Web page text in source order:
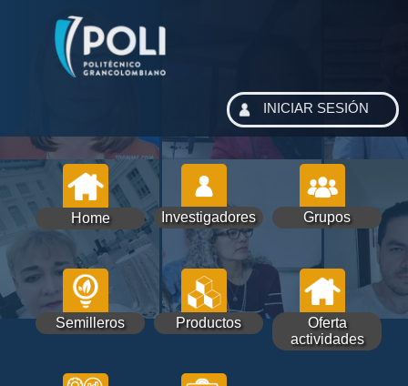
Home Investigadores Grupos
Semilleros Productos
Oferta
actividades
INICIAR SESIÓN